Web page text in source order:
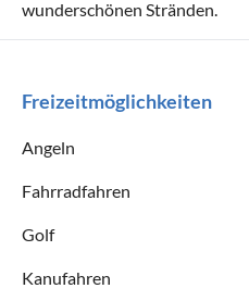
wunderschönen Stränden.
Freizeitmöglichkeiten
Angeln
Fahrradfahren
Golf
Kanufahren